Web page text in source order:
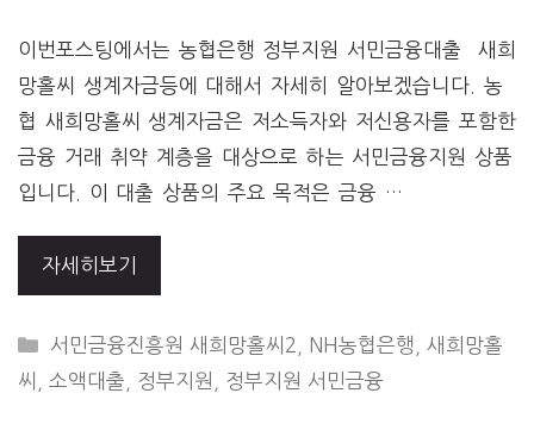
이번포스팅에서는 농협은행 정부지원 서민금융대출 새희
망홀씨 생계자금등에 대해서 자세히 알아보겠습니다. 농
협 새희망홀씨 생계자금은 저소득자와 저신용자를 포함한
금융 거래 취약 계층을 대상으로 하는 서민금융지원 상품
입니다. 이 대출 상품의 주요 목적은 금융 …
자세히보기
CATEGORIES
서민금융진흥원 새희망홀씨2 NH농협은행 ,새희망홀
씨
소액대출 정부지원 정부지원 서민금융